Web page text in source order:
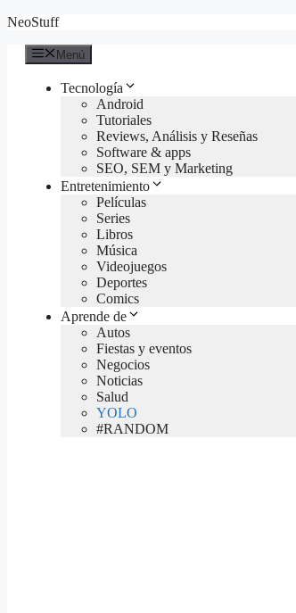
Saltar
contenido
NeoStuff
Menú
Tecnología
Android
Tutoriales
Reviews, Análisis y Reseñas
Software & apps
SEO, SEM y Marketing
Entretenimiento
Películas
Series
Libros
Música
Videojuegos
Deportes
Comics
Aprende de
Autos
Fiestas y eventos
Negocios
Noticias
Salud
YOLO
#RANDOM